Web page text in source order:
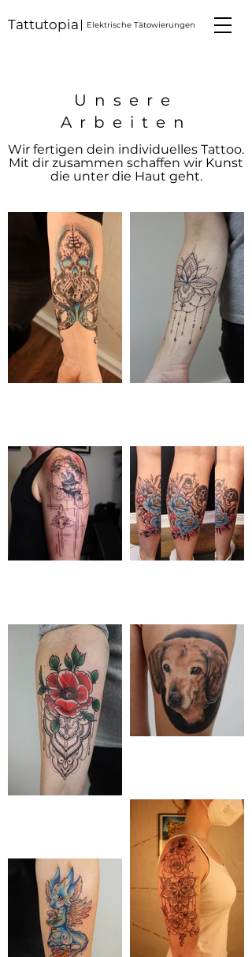
Tattutopia Elektrische Tätowierungen
Unsere
Arbeiten
Wir fertigen dein individuelles Tattoo.
Mit dir zusammen schaffen wir Kunst
die unter die Haut geht.